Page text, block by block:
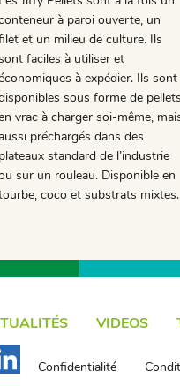
à paroi ouverte, un
et un milieu de culture. Ils
faciles à utiliser et
à expédier. Ils sont
sous forme de pellets
vrac à charger soi-même,
préchargés dans des
plateaux standard de l’industrie
sur un rouleau. Disponible en
coco et substrats mixtes.
VIDEOS
Confidentialité